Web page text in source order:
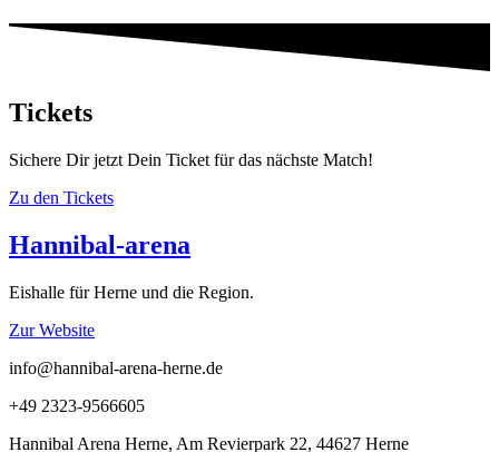
Tickets
Sichere Dir jetzt Dein Ticket für das nächste Match!
Zu den Tickets
Hannibal-arena
Eishalle für Herne und die Region.
Zur Website
info@hannibal-arena-herne.de
+49 2323-9566605
Hannibal Arena Herne, Am Revierpark 22, 44627 Herne